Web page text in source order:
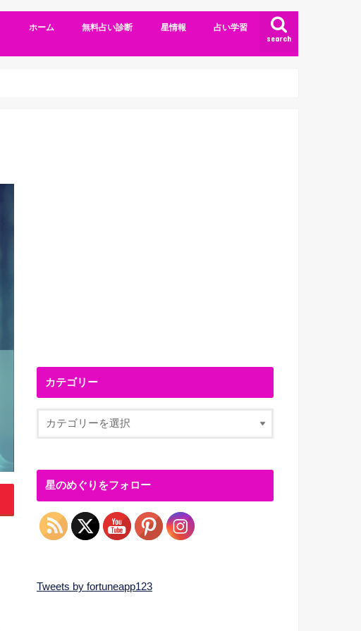
search
ホーム 無料占い診断 星情報 占い学習
カテゴリー
星のめぐりをフォロー
Tweets by fortuneapp123